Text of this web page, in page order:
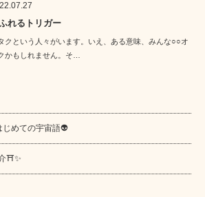
れるトリガー
クという人々がいます。いえ、ある意味、みんな○○オ
かもしれません。そ…
めての宇宙語👽
⛩️✨